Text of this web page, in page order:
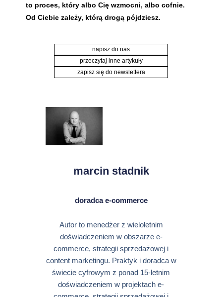
to proces, który albo Cię wzmocni, albo cofnie.
Od Ciebie zależy, którą drogą pójdziesz.
napisz do nas
przeczytaj inne artykuły
zapisz się do newslettera
marcin stadnik
doradca e-commerce
Autor to menedżer z wieloletnim
doświadczeniem w obszarze e-
commerce, strategii sprzedażowej i
content marketingu. Praktyk i doradca w
świecie cyfrowym z ponad 15-letnim
doświadczeniem w projektach e-